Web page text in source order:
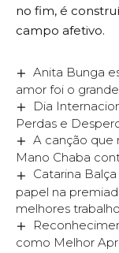
no fim, é
campo afetivo.
Anita Bunga
amor foi o
Dia
Perdas e
A canção que
Mano Chaba
Catarina
papel na
melhores
como Melhor